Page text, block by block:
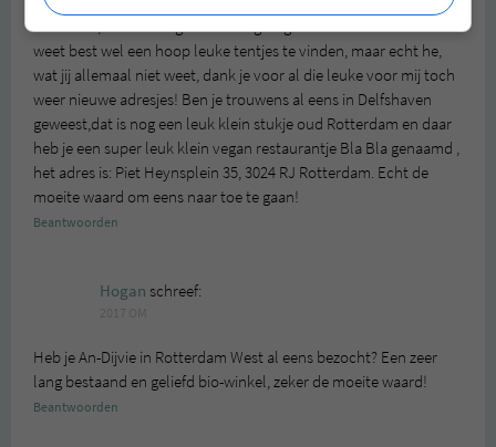
Hoi Merel, ik ben een geboren en getogen Rotterdammer en
weet best wel een hoop leuke tentjes te vinden, maar echt he,
wat jij allemaal niet weet, dank je voor al die leuke voor mij toch
weer nieuwe adresjes! Ben je trouwens al eens in Delfshaven
geweest,dat is nog een leuk klein stukje oud Rotterdam en daar
heb je een super leuk klein vegan restaurantje Bla Bla genaamd ,
het adres is: Piet Heynsplein 35, 3024 RJ Rotterdam. Echt de
moeite waard om eens naar toe te gaan!
Beantwoorden
Hogan schreef:
Heb je An-Dijvie in Rotterdam West al eens bezocht? Een zeer
lang bestaand en geliefd bio-winkel, zeker de moeite waard!
Beantwoorden